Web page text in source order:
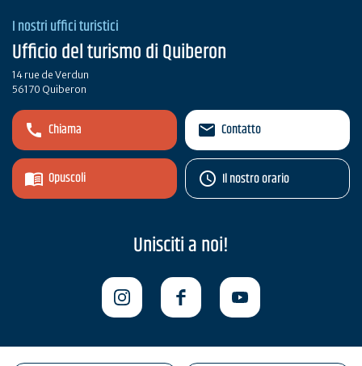
I nostri uffici turistici
Ufficio del turismo di Quiberon
14 rue de Verdun
56170 Quiberon
Chiama
Opuscoli
Contatto
Il nostro orario
Unisciti a noi!